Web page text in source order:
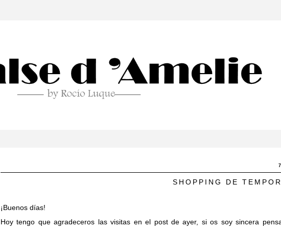
SHOPPING DE
¡Buenos días!
Hoy tengo que agradeceros las visitas en el post de ayer, si os soy sincera